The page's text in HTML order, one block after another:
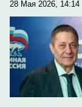
28 Мая 2026, 14:14